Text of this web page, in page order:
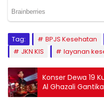
Tag: BPJS Kesehatan
JKN KIS
layanan
Konser Dewa 19
Al Ghazali
Terbang